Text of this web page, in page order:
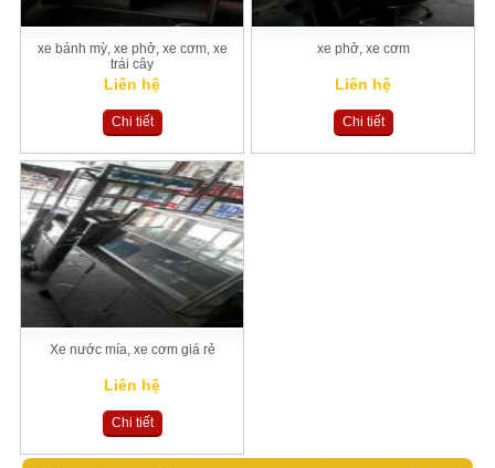
xe bánh mỳ, xe phở, xe cơm, xe
trái cây
Liên hệ
Chi tiết
xe phở, xe cơm
Liên hệ
Chi tiết
Xe nước mía, xe cơm giá rẻ
Liên hệ
Chi tiết